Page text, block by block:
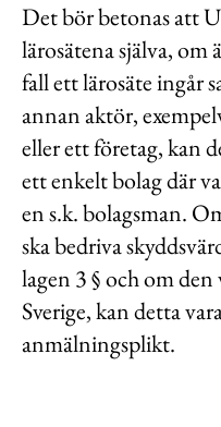
Det bör betonas att
lärosätena själva,
fall ett lärosäte ingår
annan aktör,
eller ett företag, kan
ett enkelt bolag där
en s.k. bolagsman.
ska bedriva
lagen 3 § och om
Sverige, kan detta
anmälningsplikt.